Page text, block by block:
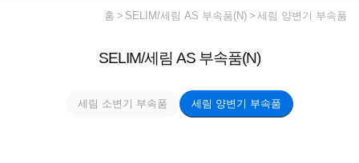
홈 SELIM/세림 AS 부속품(N) 세림 양변기 부속품
SELIM/세림 AS 부속품(N)
세림 소변기 부속품 세림 양변기 부속품